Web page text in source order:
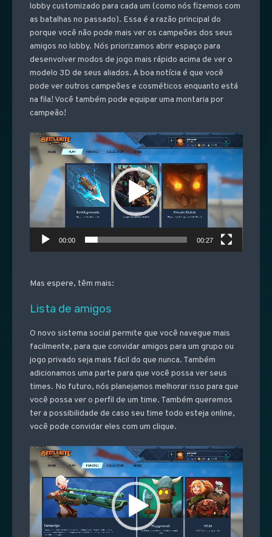
lobby customizado para cada um (como nós fizemos com
as batalhas no passado). Essa é a razão principal do
porque você não pode mais ver os campeões dos seus
amigos no lobby. Nós priorizamos abrir espaço para
desenvolver modos de jogo mais rápido acima de ver o
modelo 3D de seus aliados. A boa notícia é que você
pode ver outros campeões e cosméticos enquanto está
na fila! Você também pode equipar uma montaria por
campeão!
Video
Player
00:00 00:27
Mas espere, têm mais:
Lista de amigos
O novo sistema social permite que você navegue mais
facilmente, para que convidar amigos para um grupo ou
jogo privado seja mais fácil do que nunca. Também
adicionamos uma parte para que você possa ver seus
times. No futuro, nós planejamos melhorar isso para que
você possa ver o perfil de um time. Também queremos
ter a possibilidade de caso seu time todo esteja online,
você pode convidar eles com um clique.
Video
Player